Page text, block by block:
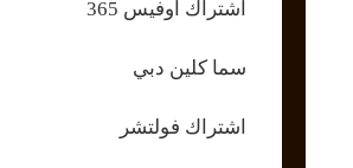
اشتراك أوفيس 365
سما كلين دبي
اشتراك فولتشر